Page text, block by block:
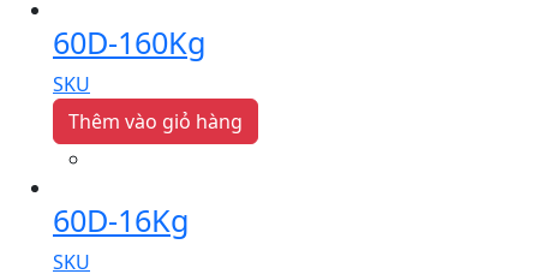
60D-160Kg
SKU
Thêm vào giỏ hàng
60D-16Kg
SKU